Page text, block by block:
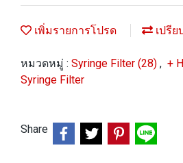
เพิ่มรายการโปรด เปรีย
หมวดหมู่ : Syringe Filter (28) , +
Syringe Filter
Share